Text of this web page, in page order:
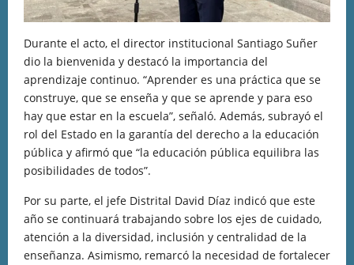
Durante el acto, el director institucional Santiago Suñer
dio la bienvenida y destacó la importancia del
aprendizaje continuo. “Aprender es una práctica que se
construye, que se enseña y que se aprende y para eso
hay que estar en la escuela”, señaló. Además, subrayó el
rol del Estado en la garantía del derecho a la educación
pública y afirmó que “la educación pública equilibra las
posibilidades de todos”.
Por su parte, el jefe Distrital David Díaz indicó que este
año se continuará trabajando sobre los ejes de cuidado,
atención a la diversidad, inclusión y centralidad de la
enseñanza. Asimismo, remarcó la necesidad de fortalecer